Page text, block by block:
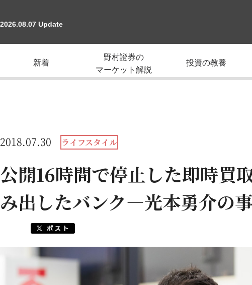
2026.08.07 Update
新着
野村證券の
マーケット解説
投資の教養
2018.07.30 ライフスタイル
公開16時間で停止した即時買
み出したバンク―光本勇介の